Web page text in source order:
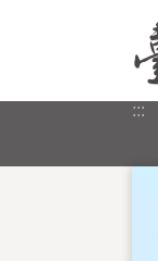
:::